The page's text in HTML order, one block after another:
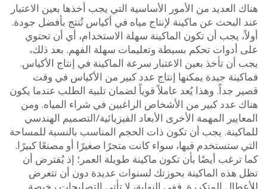
العديد من الأمور الأساسية التي يجب أخذها بعين الاعتبار
عن ماكينة لإنتاج مياه في أكياس تُنتج بأفضل جودة.
يجب أن تكون الماكينة سهلة الاستخدام، أي أن تحتوي
تحكم بسيطة وتعليمات سهلة الفهم. بعد ذلك،
تأخذ بعين الاعتبار سرعة الماكينة في إنتاج الأكياس.
جيدة يمكنها إنتاج عدد كبير من الأكياس في وقت
جداً. وهذا يُعد عاملاً قوياً لضمان تلبية الطلب عندما يكون
عدد كبير من الأشخاص الراغبين في شراء المياه. ومن
المهمة الأخرى الأبعاد الفيزيائية/التصميم الهندسي
يجب أن تكون ذات الحجم المناسب بالنسبة للمساحة
ستستخدم فيها، سواء كانت متجرًا صغيرًا أو مصنعًا كبيرًا.
أيضًا بأن تكون ماكينة طويلة العمر؛ إذ يُفترض أن
الماكينة بحوزتك لسنوات عديدة دون أن تتعرض